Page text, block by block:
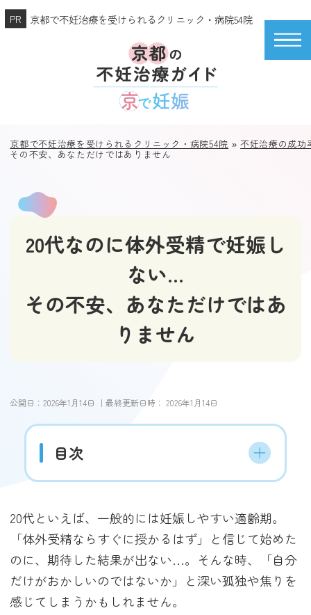
京都で不妊治療を受けられるクリニック・病院54院
京都で不妊治療を受けられるクリニック・病院54院 »不妊治療の成功
その不安、あなただけではありません
20代なのに体外受精で妊娠し
ない…
その不安、あなただけではあ
りません
公開日：2026年1月14日 ｜最終更新日時：2026年1月14日
目次
20代といえば、一般的には妊娠しやすい適齢期。
「体外受精ならすぐに授かるはず」と信じて始めた
のに、期待した結果が出ない…。そんな時、「自分
だけがおかしいのではないか」と深い孤独や焦りを
感じてしまうかもしれません。